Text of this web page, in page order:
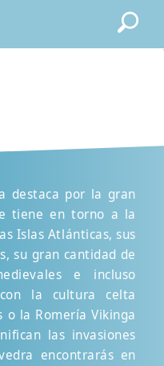
destaca por la gran
tiene en torno a la
Islas Atlánticas, sus
su gran cantidad de
e incluso
la cultura celta
o la Romería Vikinga
las invasiones
encontrarás en